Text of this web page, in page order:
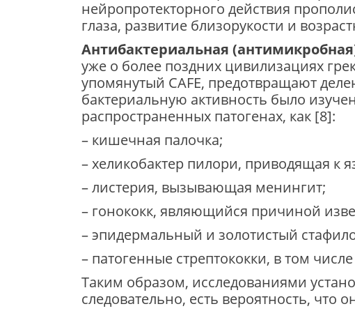
нейропротекторного действия
глаза, развитие близорукости и
Антибактериальная
уже о более поздних цивилизациях
упомянутый CAFE, предотвращают
бактериальную активность было
распространенных патогенах, как [8]:
– кишечная палочка;
– хеликобактер пилори, приводящая к
– листерия, вызывающая менингит;
– гонококк, являющийся причиной
– эпидермальный и золотистый
– патогенные стрептококки, в том
Таким образом, исследованиями
следовательно, есть вероятность,